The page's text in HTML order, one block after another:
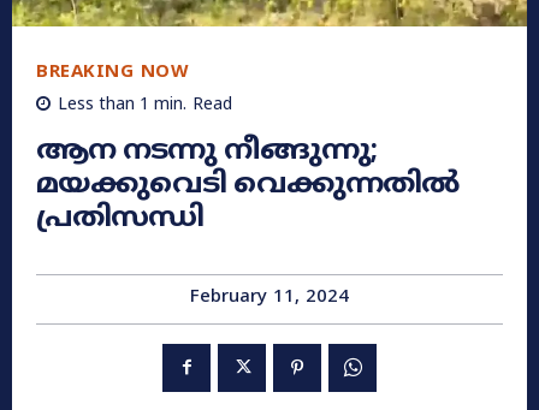
BREAKING NOW
Less than 1 min. Read
ആന നടന്നു നീങ്ങുന്നു;
മയക്കുവെടി വെക്കുന്നതിൽ
പ്രതിസന്ധി
February 11, 2024